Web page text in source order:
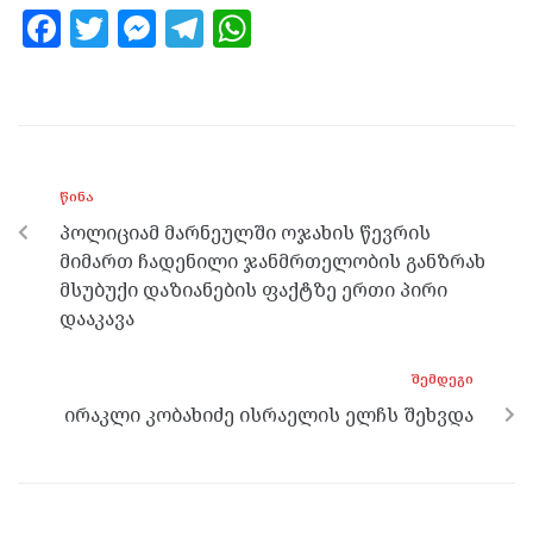
F
o
o
k
T M
er
T
m p
p
ᲬᲘᲜᲐ
პოლიციამ მარნეულში ოჯახის წევრის
მიმართ ჩადენილი ჯანმრთელობის განზრახ
მსუბუქი დაზიანების ფაქტზე ერთი პირი
დააკავა
ᲨᲔᲛᲓᲔᲒᲘ
ირაკლი კობახიძე ისრაელის ელჩს შეხვდა